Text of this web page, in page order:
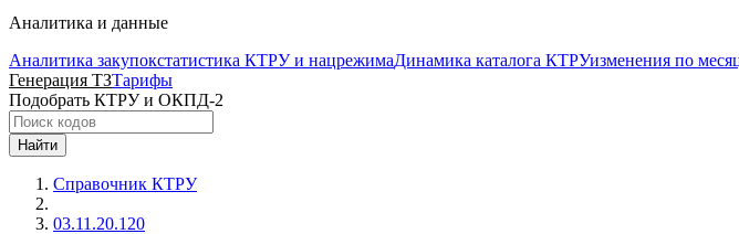
Аналитика и данные
Аналитика закупокстатистика КТРУ и нацрежимаДинамика каталога КТРУизменения по
Генерация ТЗТарифы
Подобрать КТРУ и ОКПД-2
Найти
Справочник КТРУ
03.11.20.120